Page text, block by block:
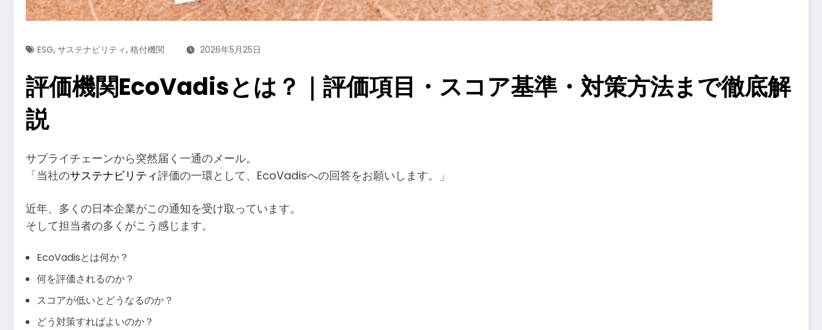
ESG, サステナビリティ, 格付機関 2026年5月25日
評価機関EcoVadisとは？｜評価項目・スコア基準・対策方法まで徹底解
説
サプライチェーンから突然届く一通のメール。
「当社のサステナビリティ評価の一環として、EcoVadisへの回答をお願いします。」
近年、多くの日本企業がこの通知を受け取っています。
そして担当者の多くがこう感じます。
EcoVadisとは何か？
何を評価されるのか？
スコアが低いとどうなるのか？
どう対策すればよいのか？